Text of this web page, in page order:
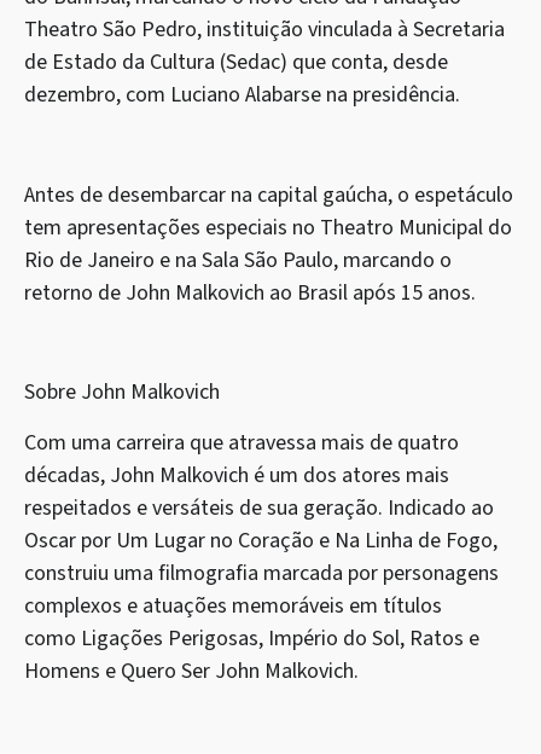
Theatro São Pedro, instituição vinculada à Secretaria
de Estado da Cultura (Sedac) que conta, desde
dezembro, com Luciano Alabarse na presidência.
Antes de desembarcar na capital gaúcha, o espetáculo
tem apresentações especiais no Theatro Municipal do
Rio de Janeiro e na Sala São Paulo, marcando o
retorno de John Malkovich ao Brasil após 15 anos.
Sobre John Malkovich
Com uma carreira que atravessa mais de quatro
décadas, John Malkovich é um dos atores mais
respeitados e versáteis de sua geração. Indicado ao
Oscar por Um Lugar no Coração e Na Linha de Fogo,
construiu uma filmografia marcada por personagens
complexos e atuações memoráveis em títulos
como Ligações Perigosas, Império do Sol, Ratos e
Homens e Quero Ser John Malkovich.